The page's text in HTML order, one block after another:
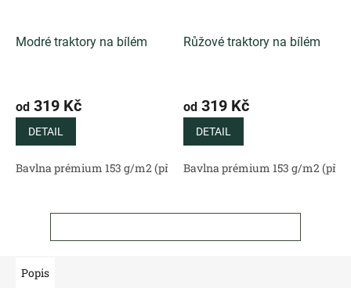
Modré traktory na bílém
od 319 Kč
DETAIL
Bavlna prémium 153 g/m2 (přírodní) Bavlněný satén 130 g/
Růžové traktory na bílém
od 319 Kč
DETAIL
Bavlna prémium 153 g/m2
Popis